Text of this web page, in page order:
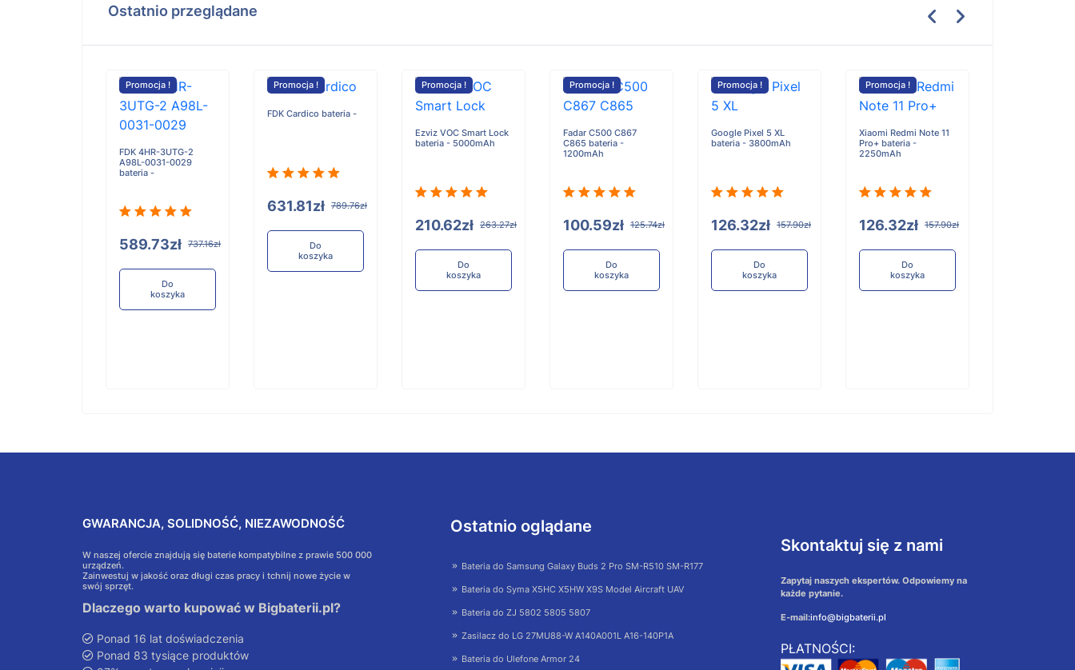
Ostatnio przeglądane
Promocja !
FDK 4HR-3UTG-2
A98L-0031-0029
bateria -
589.73zł 737.16zł
Do
koszyka
Promocja !
FDK Cardico bateria -
631.81zł 789.76zł
Do
koszyka
Promocja !
Ezviz VOC Smart Lock
bateria - 5000mAh
210.62zł 263.27zł
Do
koszyka
Promocja !
Fadar C500 C867
C865 bateria -
1200mAh
100.59zł 125.74zł
Do
koszyka
Promocja !
Google Pixel 5 XL
bateria - 3800mAh
126.32zł 157.90zł
Do
koszyka
Promocja !
Xiaomi Redmi Note 11
Pro+ bateria -
2250mAh
126.32zł 157.90zł
Do
koszyka
GWARANCJA, SOLIDNOŚĆ, NIEZAWODNOŚĆ
W naszej ofercie znajdują się baterie kompatybilne z prawie 500 000
urządzeń.
Zainwestuj w jakość oraz długi czas pracy i tchnij nowe życie w
swój sprzęt.
Dlaczego warto kupować w Bigbaterii.pl?
Ponad 16 lat doświadczenia
Ponad 83 tysiące produktów
Ostatnio oglądane
Bateria do Samsung Galaxy Buds 2 Pro SM-R510 SM-R177
Bateria do Syma X5HC X5HW X9S Model Aircraft UAV
Bateria do ZJ 5802 5805 5807
Zasilacz do LG 27MU88-W A140A001L A16-140P1A
Bateria do Ulefone Armor 24
Skontaktuj się z nami
Zapytaj naszych ekspertów. Odpowiemy na
każde pytanie.
E-mail:info@bigbaterii.pl
PŁATNOŚCI: